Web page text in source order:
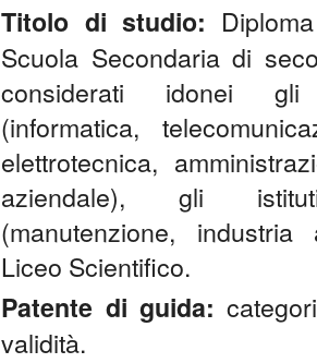
Titolo di studio:
Scuola Secondaria di
considerati idonei
(informatica,
elettrotecnica,
aziendale), gli
(manutenzione,
Liceo Scientifico.
Patente di guida:
validità.